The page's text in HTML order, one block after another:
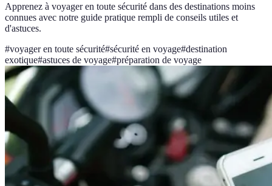
Apprenez à voyager en toute sécurité dans des destinations moins
connues avec notre guide pratique rempli de conseils utiles et
d'astuces.
#voyager en toute sécurité#sécurité en voyage#destination
exotique#astuces de voyage#préparation de voyage